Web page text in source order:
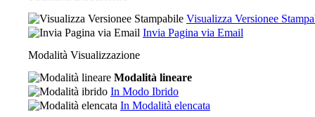
Visualizza Versionee
Invia Pagina via Email
Modalità Visualizzazione
Modalità lineare
In Modo Ibrido
In Modalità elencata